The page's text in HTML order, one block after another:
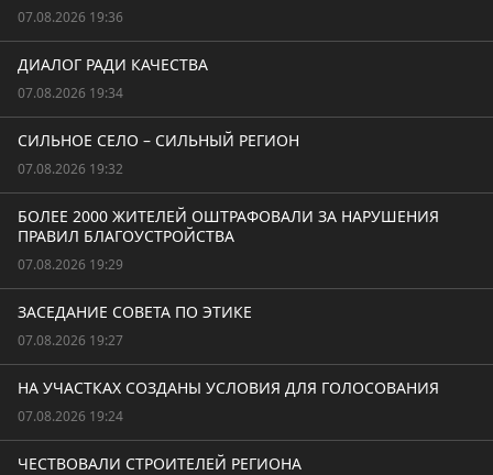
07.08.2026 19:36
ДИАЛОГ РАДИ КАЧЕСТВА
07.08.2026 19:34
СИЛЬНОЕ СЕЛО – СИЛЬНЫЙ РЕГИОН
07.08.2026 19:32
БОЛЕЕ 2000 ЖИТЕЛЕЙ ОШТРАФОВАЛИ ЗА НАРУШЕНИЯ
ПРАВИЛ БЛАГОУСТРОЙСТВА
07.08.2026 19:29
ЗАСЕДАНИЕ СОВЕТА ПО ЭТИКЕ
07.08.2026 19:27
НА УЧАСТКАХ СОЗДАНЫ УСЛОВИЯ ДЛЯ ГОЛОСОВАНИЯ
07.08.2026 19:24
ЧЕСТВОВАЛИ СТРОИТЕЛЕЙ РЕГИОНА